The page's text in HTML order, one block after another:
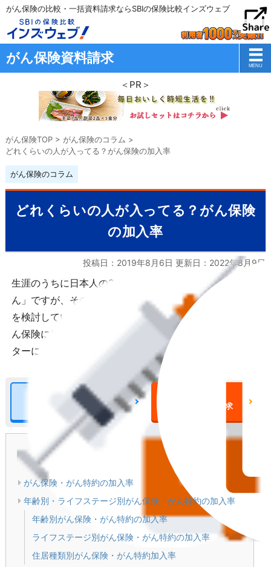
がん保険の比較・一括資料請求ならSBIの保険比較インズウェブ
がん保険資料請求
＜PR＞
がん保険TOP> がん保険のコラム >
どれくらいの人が入ってる？がん保険の加入率
がん保険のコラム
どれくらいの人が入ってる？がん保険
の加入率
投稿日：2019年8月6日 更新日： 2022年8月9日
生涯のうちに日本人の2人に1人はかかるとされる「が
ん」ですが、その備えとして多くの方ががん保険の加入
を検討しています。それでは実際にどれくらいの人がが
ん保険に加入しているのでしょうか？生命保険文化セン
ターによる調査結果を紹介します。
がん保険について
の詳細をみる
一括資料請求
がん保険・がん特約の加入率
年齢別・ライフステージ別がん保険・がん特約の加入率
年齢別がん保険・がん特約の加入率
ライフステージ別がん保険・がん特約の加入率
住居種類別がん保険・がん特約加入率